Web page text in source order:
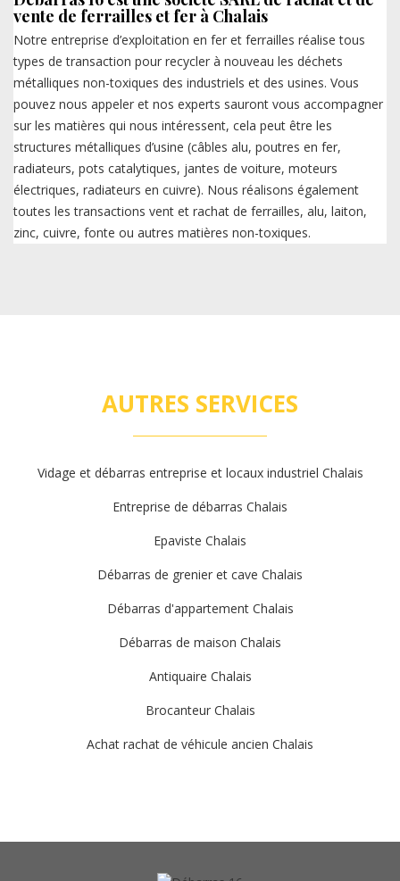
vente de ferrailles et fer à Chalais
Notre entreprise d’exploitation en fer et ferrailles réalise tous
types de transaction pour recycler à nouveau les déchets
métalliques non-toxiques des industriels et des usines. Vous
pouvez nous appeler et nos experts sauront vous accompagner
sur les matières qui nous intéressent, cela peut être les
structures métalliques d’usine (câbles alu, poutres en fer,
radiateurs, pots catalytiques, jantes de voiture, moteurs
électriques, radiateurs en cuivre). Nous réalisons également
toutes les transactions vent et rachat de ferrailles, alu, laiton,
zinc, cuivre, fonte ou autres matières non-toxiques.
AUTRES SERVICES
Vidage et débarras entreprise et locaux industriel Chalais
Entreprise de débarras Chalais
Epaviste Chalais
Débarras de grenier et cave Chalais
Débarras d'appartement Chalais
Débarras de maison Chalais
Antiquaire Chalais
Brocanteur Chalais
Achat rachat de véhicule ancien Chalais